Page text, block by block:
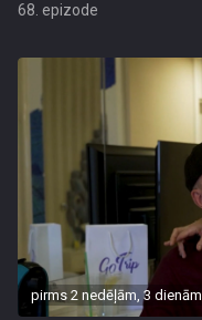
68. epizode
pirms 2 nedēļām, 3 dienām